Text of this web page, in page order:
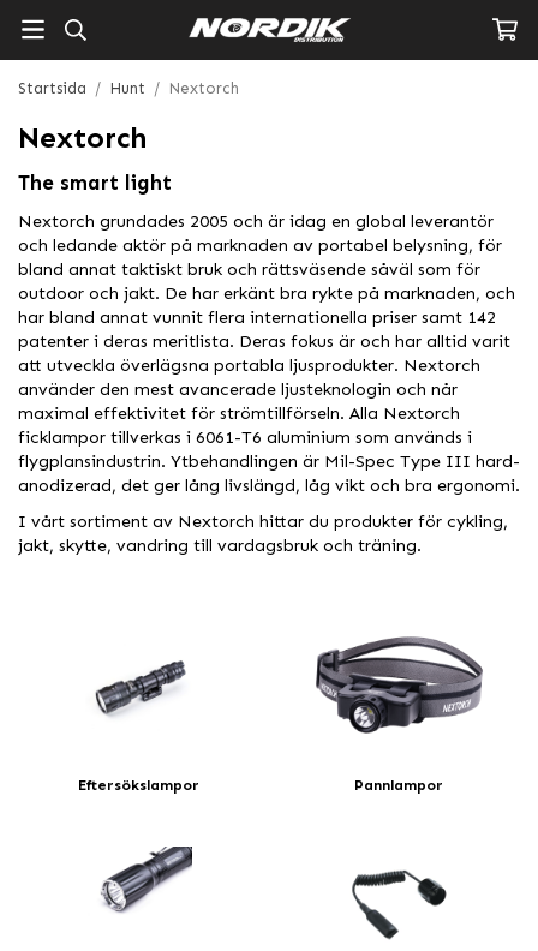
Startsida / Hunt / Nextorch
Nextorch
The smart light
Nextorch grundades 2005 och är idag en global leverantör
och ledande aktör på marknaden av portabel belysning, för
bland annat taktiskt bruk och rättsväsende såväl som för
outdoor och jakt. De har erkänt bra rykte på marknaden, och
har bland annat vunnit flera internationella priser samt 142
patenter i deras meritlista. Deras fokus är och har alltid varit
att utveckla överlägsna portabla ljusprodukter. Nextorch
använder den mest avancerade ljusteknologin och når
maximal effektivitet för strömtillförseln. Alla Nextorch
ficklampor tillverkas i 6061-T6 aluminium som används i
flygplansindustrin. Ytbehandlingen är Mil-Spec Type III hard-
anodizerad, det ger lång livslängd, låg vikt och bra ergonomi.
I vårt sortiment av Nextorch hittar du produkter för cykling,
jakt, skytte, vandring till vardagsbruk och träning.
Eftersökslampor Pannlampor